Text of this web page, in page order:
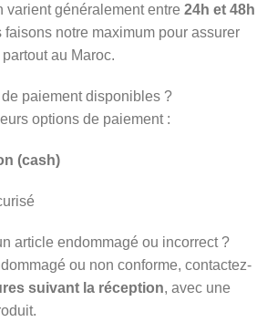
varient généralement entre 24h et 48h
notre maximum pour assurer
au Maroc.
paiement disponibles ?
options de paiement :
(cash)
article endommagé ou incorrect ?
ou non conforme, contactez-
suivant la réception, avec une